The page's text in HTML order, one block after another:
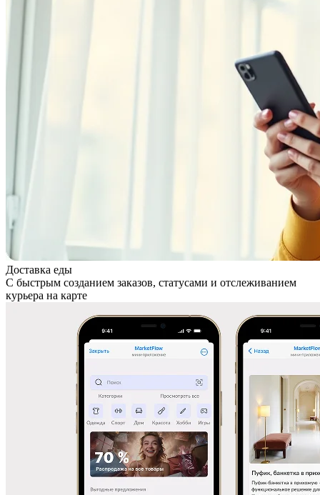
Доставка еды
С быстрым созданием заказов, статусами и отслеживанием
курьера на карте